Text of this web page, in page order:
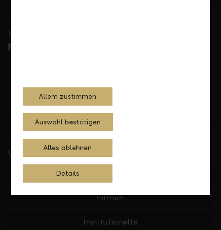
In Ihrer Nähe
Standorte finden
Wichtige Links
Firmen
Institutionelle
Allem zustimmen
Auswahl bestätigen
Alles ablehnen
Details